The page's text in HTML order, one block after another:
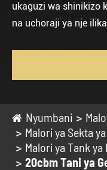
ukaguzi wa shinikizo
na uchoraji ya nje
Nyumbani
Malori ya Sekta
Malori ya Tank ya
20cbm Tani ya